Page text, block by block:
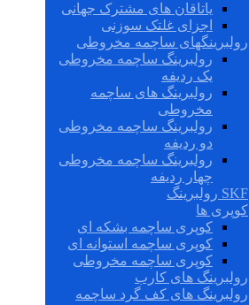
یاتاقان های مشترک جهانی
اجزای غلتک سوزنی
رولبرینگهای ساچمه مخروطی
رولبرینگ ساچمه مخروطی
یک ردیفه
رولبرینگ های ساچمه
مخروطی
رولبرینگ ساچمه مخروطی
دو ردیفه
رولبرینگ ساچمه مخروطی
چهار ردیفه
SKF رولبرینگ
کوپری ها
کوپری ساچمه بشکه ای
کوپری ساچمه استوانه ای
کوپری ساچمه مخروطی
رولبرینگ های کارب
رولبرینگ های کف گرد ساچمه